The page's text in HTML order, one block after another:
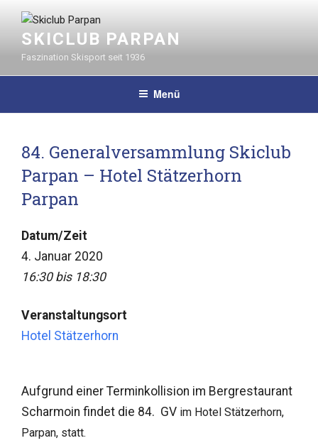
Inhalt
springenSKICLUB PARPAN
Faszination Skisport seit 1936
Menü
84. Generalversammlung Skiclub
Parpan – Hotel Stätzerhorn
Parpan
Datum/Zeit
4. Januar 2020
16:30 bis 18:30
Veranstaltungsort
Hotel Stätzerhorn
Aufgrund einer Terminkollision im Bergrestaurant
Scharmoin findet die 84. GV im Hotel Stätzerhorn,
Parpan, statt.